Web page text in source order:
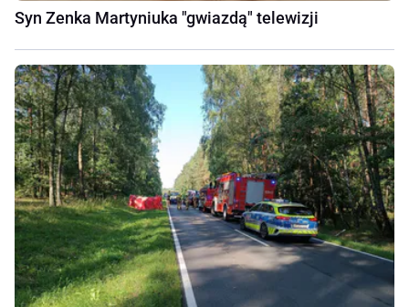
Syn Zenka Martyniuka "gwiazdą" telewizji